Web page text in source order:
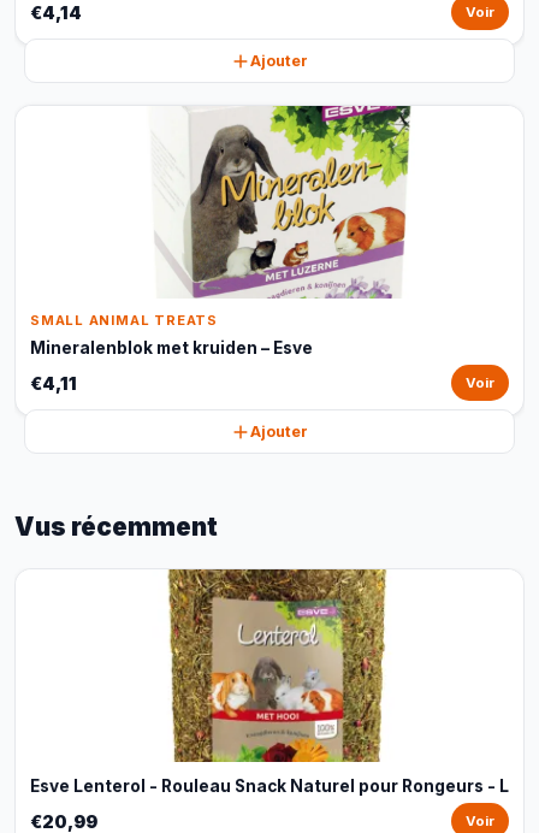
€4,14 Voir
Ajouter
SMALL ANIMAL TREATS
Mineralenblok met kruiden – Esve
€4,11 Voir
Ajouter
Vus récemment
Esve Lenterol - Rouleau Snack Naturel pour Rongeurs - L
€20,99 Voir